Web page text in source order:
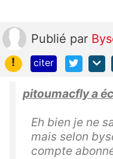
Publié par
!
citer
pitoumacfly a
Eh bien je ne
mais selon
compte